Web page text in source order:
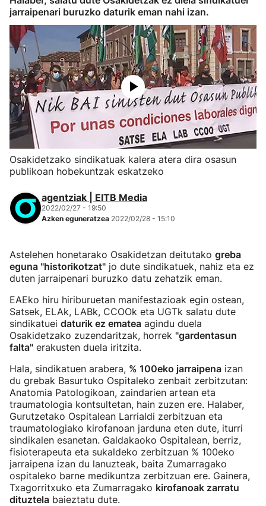
jarraipenari buruzko daturik eman nahi izan.
Osakidetzako sindikatuak kalera atera dira osasun
publikoan hobekuntzak eskatzeko
agentziak | EITB Media
2022/02/27 - 19:50
Azken eguneratzea 2022/02/28 - 15:10
Astelehen honetarako Osakidetzan deitutako greba
eguna "historikotzat" jo dute sindikatuek, nahiz eta ez
duten jarraipenari buruzko datu zehatzik eman.
EAEko hiru hiriburuetan manifestazioak egin ostean,
Satsek, ELAk, LABk, CCOOk eta UGTk salatu dute
sindikatuei daturik ez ematea agindu duela
Osakidetzako zuzendaritzak, horrek "gardentasun
falta" erakusten duela iritzita.
Hala, sindikatuen arabera, % 100eko jarraipena izan
du grebak Basurtuko Ospitaleko zenbait zerbitzutan:
Anatomia Patologikoan, zaindarien artean eta
traumatologia kontsultetan, hain zuzen ere. Halaber,
Gurutzetako Ospitalean Larrialdi zerbitzuan eta
traumatologiako kirofanoan jarduna eten dute, iturri
sindikalen esanetan. Galdakaoko Ospitalean, berriz,
fisioterapeuta eta sukaldeko zerbitzuan % 100eko
jarraipena izan du lanuzteak, baita Zumarragako
ospitaleko barne medikuntza zerbitzuan ere. Gainera,
Txagorritxuko eta Zumarragako kirofanoak zarratu
dituztela baieztatu dute.